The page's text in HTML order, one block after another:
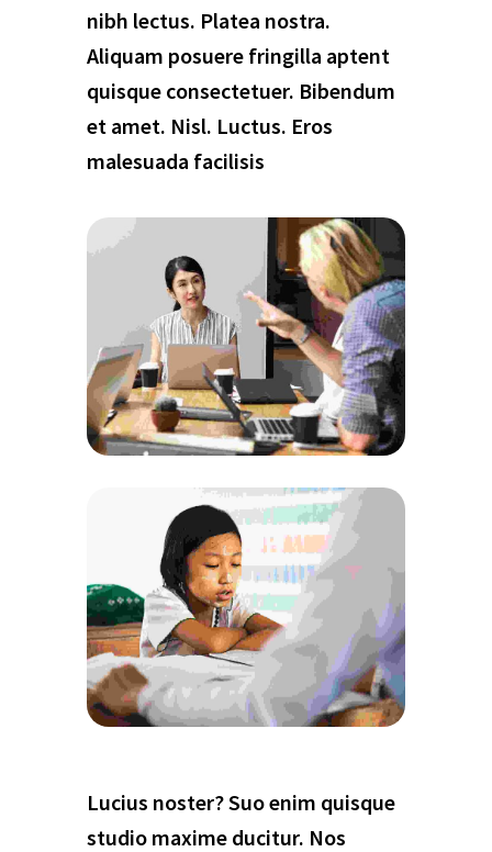
nibh lectus. Platea nostra.
Aliquam posuere fringilla aptent
quisque consectetuer. Bibendum
et amet. Nisl. Luctus. Eros
malesuada facilisis
Lucius noster? Suo enim quisque
studio maxime ducitur. Nos